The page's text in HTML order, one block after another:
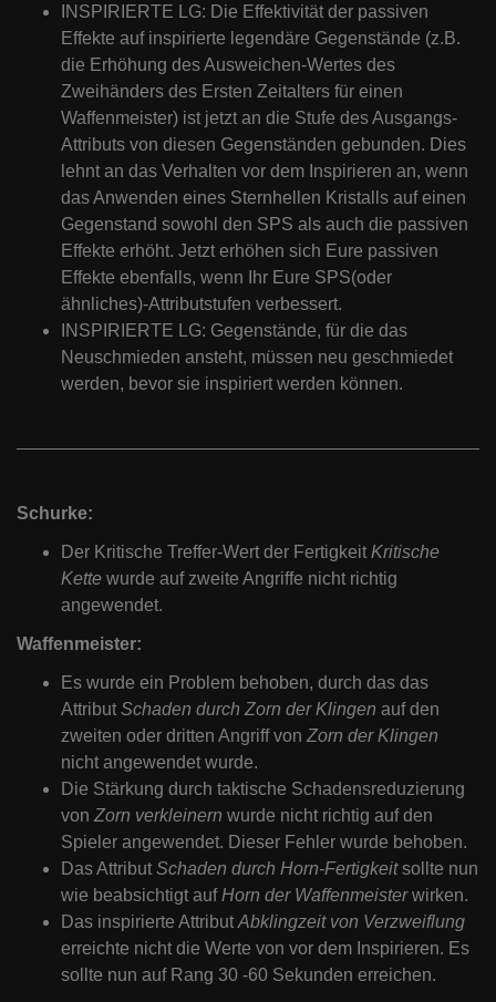
INSPIRIERTE LG: Die Effektivität der passiven
Effekte auf inspirierte legendäre Gegenstände (z.B.
die Erhöhung des Ausweichen-Wertes des
Zweihänders des Ersten Zeitalters für einen
Waffenmeister) ist jetzt an die Stufe des Ausgangs-
Attributs von diesen Gegenständen gebunden. Dies
lehnt an das Verhalten vor dem Inspirieren an, wenn
das Anwenden eines Sternhellen Kristalls auf einen
Gegenstand sowohl den SPS als auch die passiven
Effekte erhöht. Jetzt erhöhen sich Eure passiven
Effekte ebenfalls, wenn Ihr Eure SPS(oder
ähnliches)-Attributstufen verbessert.
INSPIRIERTE LG: Gegenstände, für die das
Neuschmieden ansteht, müssen neu geschmiedet
werden, bevor sie inspiriert werden können.
Schurke:
Der Kritische Treffer-Wert der Fertigkeit Kritische
Kette wurde auf zweite Angriffe nicht richtig
angewendet.
Waffenmeister:
Es wurde ein Problem behoben, durch das das
Attribut Schaden durch Zorn der Klingen auf den
zweiten oder dritten Angriff von Zorn der Klingen
nicht angewendet wurde.
Die Stärkung durch taktische Schadensreduzierung
von Zorn verkleinern wurde nicht richtig auf den
Spieler angewendet. Dieser Fehler wurde behoben.
Das Attribut Schaden durch Horn-Fertigkeitsollte nun
wie beabsichtigt aufHorn der Waffenmeisterwirken.
Das inspirierte Attribut Abklingzeit von Verzweiflung
erreichte nicht die Werte von vor dem Inspirieren. Es
sollte nun auf Rang 30 -60 Sekunden erreichen.